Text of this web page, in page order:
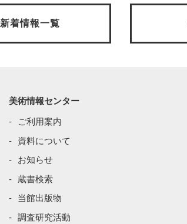
新着情報一覧
美術情報センター
ご利用案内
資料について
お知らせ
蔵書検索
当館出版物
調査研究活動